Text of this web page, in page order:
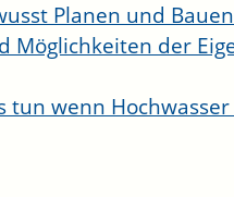
Planen und Bauen
der
tun wenn